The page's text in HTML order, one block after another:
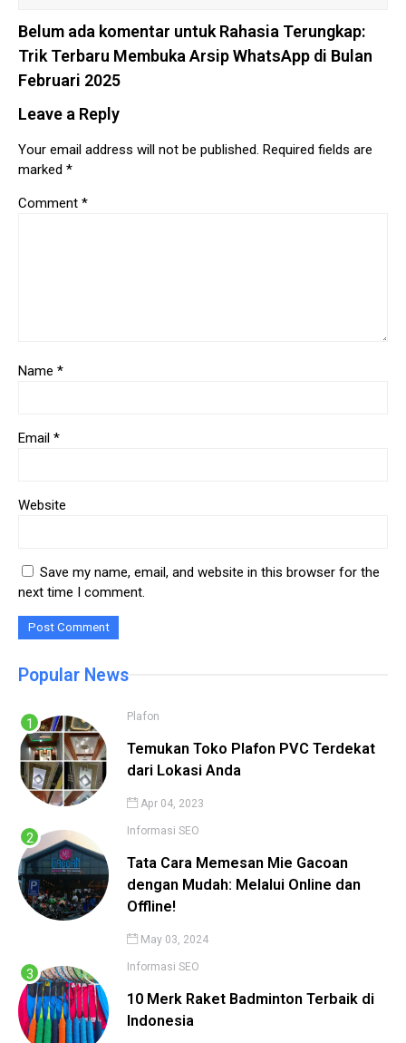
Belum ada komentar untuk Rahasia Terungkap:
Trik Terbaru Membuka Arsip WhatsApp di Bulan
Februari 2025
Leave a Reply
Your email address will not be published. Required fields are
marked *
Comment *
Name *
Email *
Website
Save my name, email, and website in this browser for the
next time I comment.
Popular News
Plafon
Temukan Toko Plafon PVC Terdekat
dari Lokasi Anda
Apr 04, 2023
Informasi SEO
Tata Cara Memesan Mie Gacoan
dengan Mudah: Melalui Online dan
Offline!
May 03, 2024
Informasi SEO
10 Merk Raket Badminton Terbaik di
Indonesia